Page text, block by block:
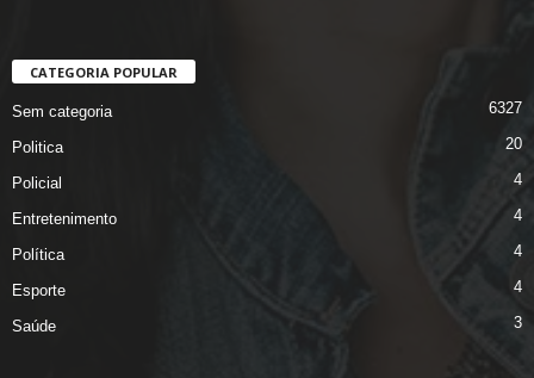
CATEGORIA POPULAR
Sem categoria 6327
Politica 20
Policial 4
Entretenimento 4
Política 4
Esporte 4
Saúde 3